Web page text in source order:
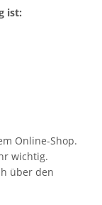
ist:
Online-Shop.
wichtig.
über den